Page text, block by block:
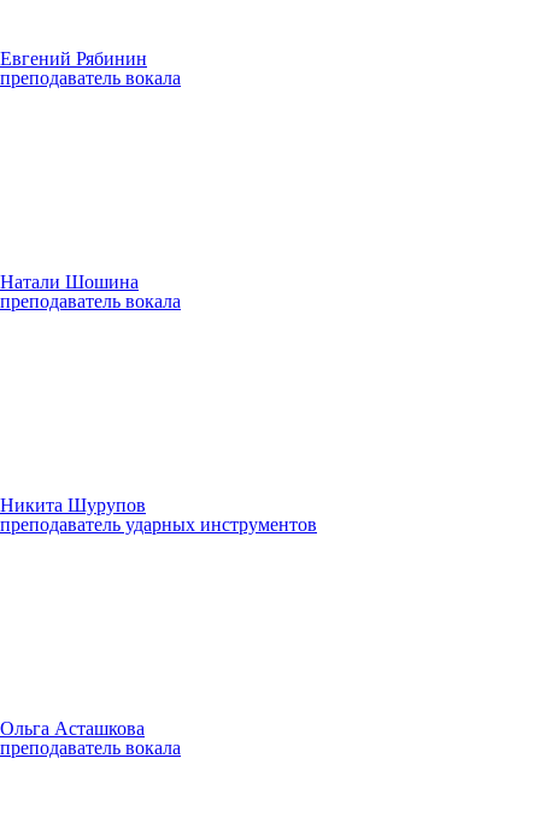
Евгений Рябинин
преподаватель вокала
Натали Шошина
преподаватель вокала
Никита Шурупов
преподаватель ударных инструментов
Ольга Асташкова
преподаватель вокала